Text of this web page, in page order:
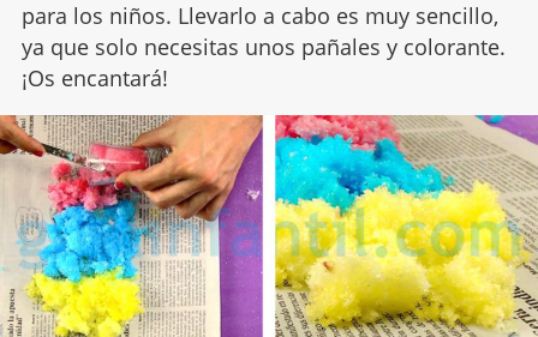
para los niños. Llevarlo a cabo es muy sencillo,
ya que solo necesitas unos pañales y colorante.
¡Os encantará!